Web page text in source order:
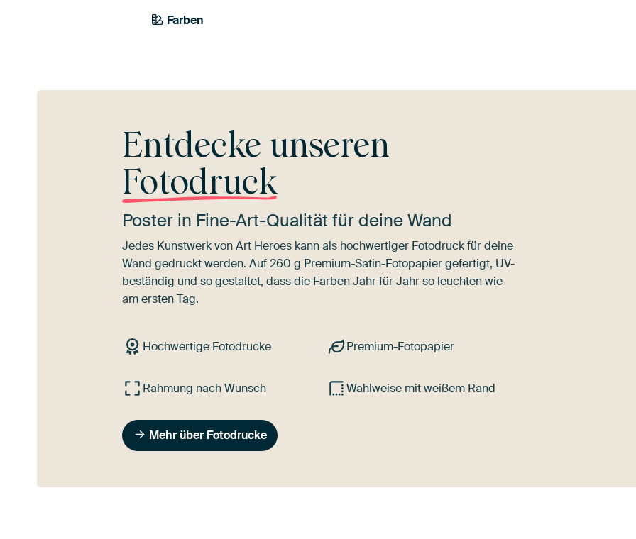
Farben
Smaragdgrün
Entdecke unseren
Fotodruck
Poster in Fine-Art-Qualität für deine Wand
Jedes Kunstwerk von Art Heroes kann als hochwertiger Fotodruck für deine
Wand gedruckt werden. Auf 260 g Premium-Satin-Fotopapier gefertigt, UV-
beständig und so gestaltet, dass die Farben Jahr für Jahr so leuchten wie
am ersten Tag.
Hochwertige Fotodrucke Premium-Fotopapier
Rahmung nach Wunsch Wahlweise mit weißem Rand
Mehr über Fotodrucke